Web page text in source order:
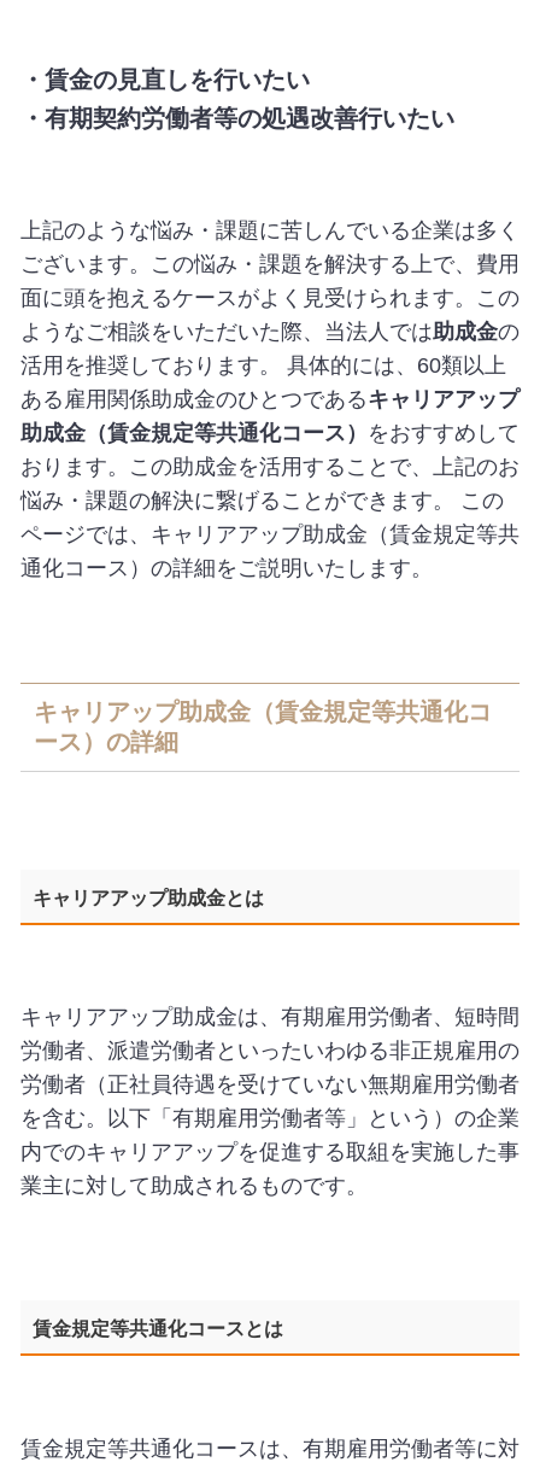
・賃金の見直しを行いたい
・有期契約労働者等の処遇改善行いたい
上記のような悩み・課題に苦しんでいる企業は多く
ございます。この悩み・課題を解決する上で、費用
面に頭を抱えるケースがよく見受けられます。この
ようなご相談をいただいた際、当法人では助成金の
活用を推奨しております。 具体的には、60類以上
ある雇用関係助成金のひとつであるキャリアアップ
助成金（賃金規定等共通化コース）
をおすすめして
おります。この助成金を活用することで、上記のお
悩み・課題の解決に繋げることができます。 この
ページでは、キャリアアップ助成金（賃金規定等共
通化コース）の詳細をご説明いたします。
キャリアップ助成金（賃金規定等共通化コ
ース）の詳細
キャリアアップ助成金とは
キャリアアップ助成金は、有期雇用労働者、短時間
労働者、派遣労働者といったいわゆる非正規雇用の
労働者（正社員待遇を受けていない無期雇用労働者
を含む。以下「有期雇用労働者等」という）の企業
内でのキャリアアップを促進する取組を実施した事
業主に対して助成されるものです。
賃金規定等共通化コースとは
賃金規定等共通化コースは、有期雇用労働者等に対